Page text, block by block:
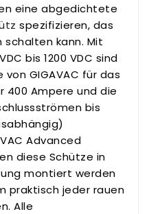
eine abgedichtete
spezifizieren, das
kann. Mit
bis 1200 VDC sind
GIGAVAC für das
400 Ampere und die
bis
Advanced
diese Schütze in
montiert werden
praktisch jeder rauen
Alle